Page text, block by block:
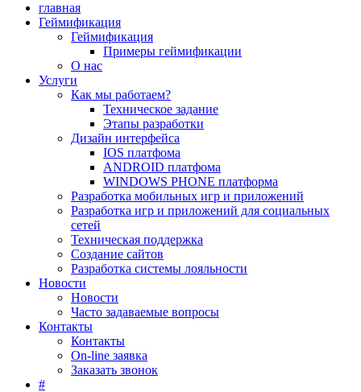
главная
Геймификация
Геймификация
Примеры геймификации
О нас
Услуги
Как мы работаем?
Техническое задание
Этапы разработки
Дизайн интерфейса
IOS платфома
ANDROID платфома
WINDOWS PHONE платформа
Разработка мобильных игр и приложений
Разработка игр и приложений для социальных
сетей
Техническая поддержка
Создание сайтов
Разработка системы лояльности
Новости
Новости
Часто задаваемые вопросы
Контакты
Контакты
On-line заявка
Заказать звонок
#